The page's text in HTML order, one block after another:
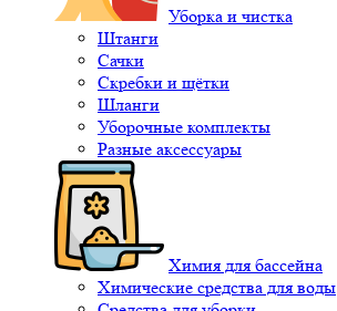
Уборка и чистка
Штанги
Сачки
Скребки и щётки
Шланги
Уборочные комплекты
Разные аксессуары
Химия для бассейна
Химические средства для воды